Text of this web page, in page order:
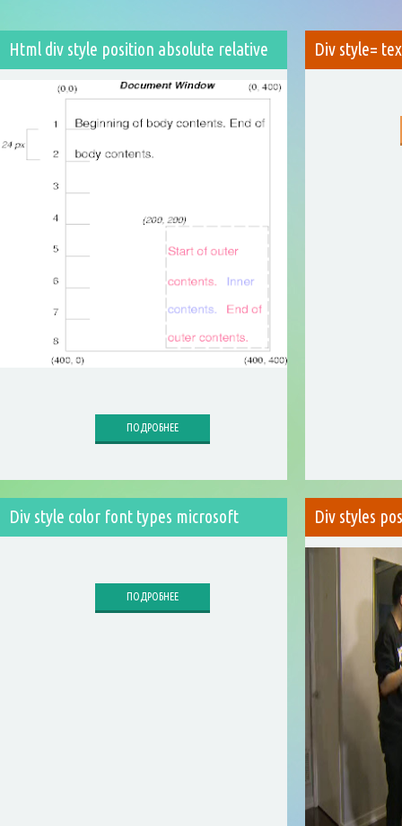
Html div style position absolute relative
ПОДРОБНЕЕ
Div style=
Div style color font types microsoft
ПОДРОБНЕЕ
Div styles